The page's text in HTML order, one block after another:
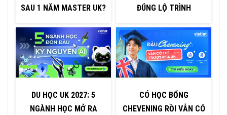
SAU 1 NĂM MASTER UK?
DU HỌC UK 2027: 5
NGÀNH HỌC MỞ RA
ĐÚNG LỘ TRÌNH
CÓ HỌC BỔNG
CHEVENING RỒI VẪN CÓ